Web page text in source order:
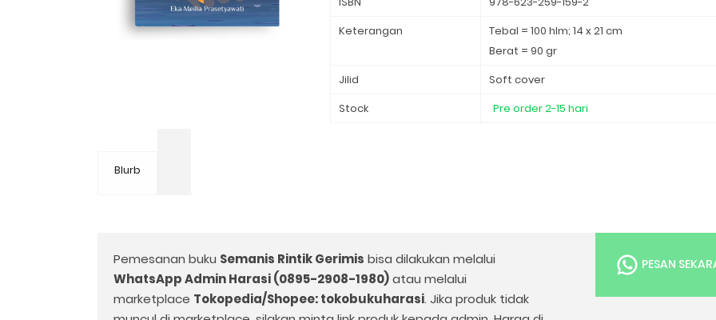
Keterangan
Tebal = 100 hlm; 14 x 21 cm
Berat = 90 gr
Jilid
Soft cover
Stock
Pre order 2-15 hari
Blurb
Pemesanan buku Semanis Rintik Gerimis bisa dilakukan melalui
WhatsApp Admin Harasi (0895-2908-1980)atau melalui
marketplace Tokopedia/Shopee: tokobukuharasi. Jika produk tidak
PESAN